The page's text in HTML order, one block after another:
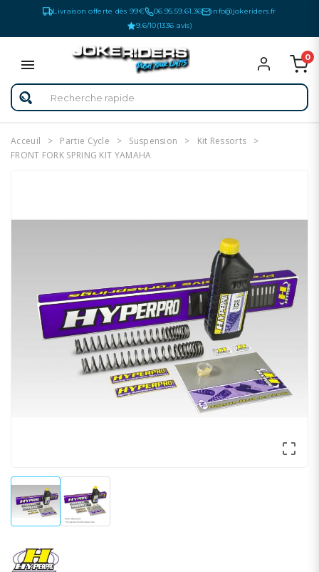
Livraison offerte dès 99€ 06.95.59.61.36
info@jokeriders.fr
9.6/10(1336 avis)
0
Acceuil Partie Cycle Suspension
Kit Ressorts
FRONT FORK SPRING KIT YAMAHA
